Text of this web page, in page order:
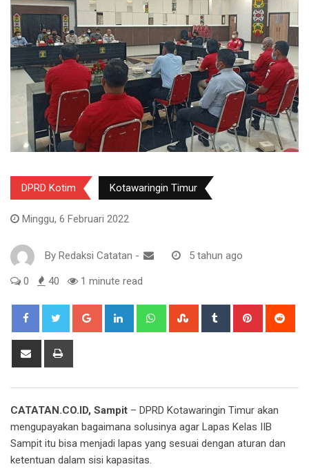
DPRD Kotim Kotawaringin Timur
Minggu, 6 Februari 2022
By Redaksi Catatan - 5 tahun ago
0 40 1 minute read
Google+ LinkedIn WhatsappStumbleUpon
Tumblr Pinterest
Share
CATATAN.CO.ID, Sampit – DPRD Kotawaringin Timur akan
mengupayakan bagaimana solusinya agar Lapas Kelas IIB
Sampit itu bisa menjadi lapas yang sesuai dengan aturan dan
ketentuan dalam sisi kapasitas.